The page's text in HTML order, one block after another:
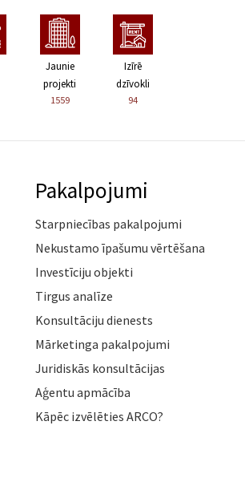
Jaunie
projekti
1559
Izīrē
dzīvokli
94
Pakalpojumi
Starpniecības pakalpojumi
Nekustamo īpašumu vērtēšana
Investīciju objekti
Tirgus analīze
Konsultāciju dienests
Mārketinga pakalpojumi
Juridiskās konsultācijas
Aģentu apmācība
Kāpēc izvēlēties ARCO?